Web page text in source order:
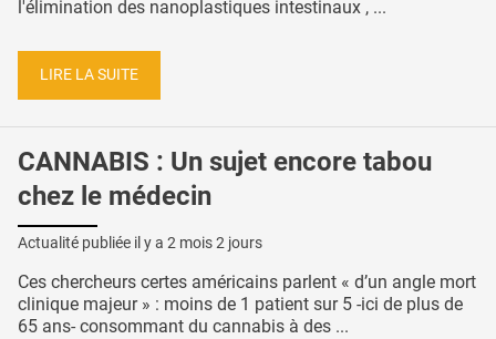
l'élimination des nanoplastiques intestinaux , ...
LIRE LA SUITE
CANNABIS : Un sujet encore tabou
chez le médecin
Actualité publiée il y a 2 mois 2 jours
Ces chercheurs certes américains parlent « d’un angle mort
clinique majeur » : moins de 1 patient sur 5 -ici de plus de
65 ans- consommant du cannabis à des ...